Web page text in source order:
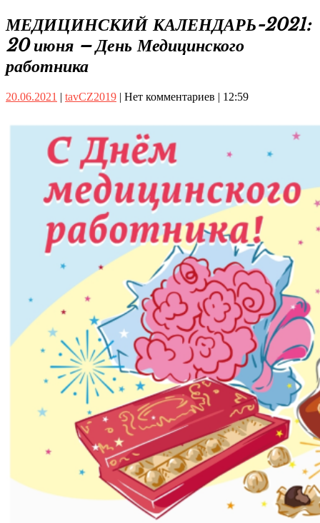
Close
Button
МЕДИЦИНСКИЙ КАЛЕНДАРЬ-2021:
20 июня – День Медицинского
работника
20.06.2021 20.06.2021
| tavCZ2019tavCZ2019
| Нет комментариев | 12:59